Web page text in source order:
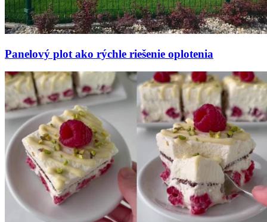
Panelový plot ako rýchle riešenie oplotenia